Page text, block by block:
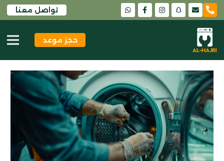
snapchat تواصل معنا
حجز موعد